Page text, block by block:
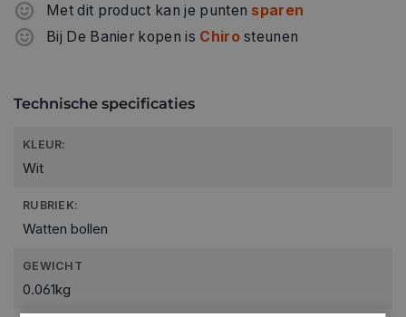
Met dit product kan je punten sparen
Bij De Banier kopen is Chirosteunen
Technische specificaties
KLEUR:
Wit
RUBRIEK:
Watten bollen
GEWICHT
0.061kg